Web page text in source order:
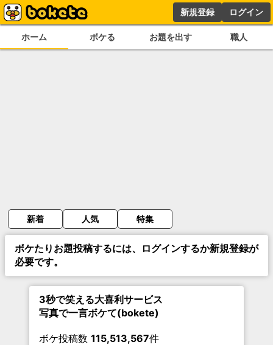
新規登録 ログイン
ホーム ボケる お題を出す 職人
新着 人気 特集
ボケたりお題投稿するには、ログインするか新規登録が
必要です。
3秒で笑える大喜利サービス
写真で一言ボケて(bokete)
ボケ投稿数 115,513,567件